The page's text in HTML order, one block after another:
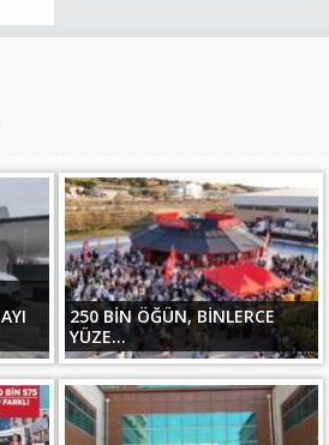
250 BİN ÖĞÜN, BİNLERCE
YÜZE...